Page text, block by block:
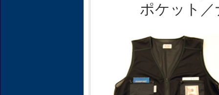
ポケット／ナ